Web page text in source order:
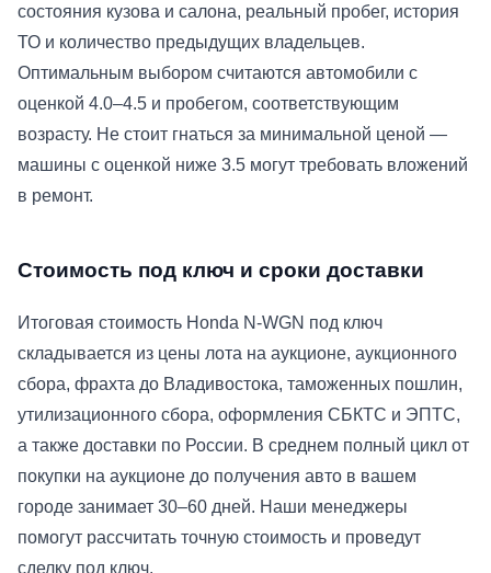
состояния кузова и салона, реальный пробег, история
ТО и количество предыдущих владельцев.
Оптимальным выбором считаются автомобили с
оценкой 4.0–4.5 и пробегом, соответствующим
возрасту. Не стоит гнаться за минимальной ценой —
машины с оценкой ниже 3.5 могут требовать вложений
в ремонт.
Стоимость под ключ и сроки доставки
Итоговая стоимость Honda N-WGN под ключ
складывается из цены лота на аукционе, аукционного
сбора, фрахта до Владивостока, таможенных пошлин,
утилизационного сбора, оформления СБКТС и ЭПТС,
а также доставки по России. В среднем полный цикл от
покупки на аукционе до получения авто в вашем
городе занимает 30–60 дней. Наши менеджеры
помогут рассчитать точную стоимость и проведут
сделку под ключ.